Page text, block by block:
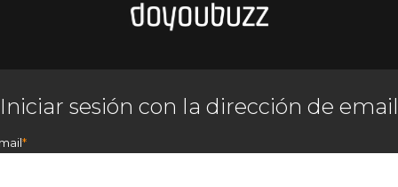
Iniciar sesión con la dirección de email